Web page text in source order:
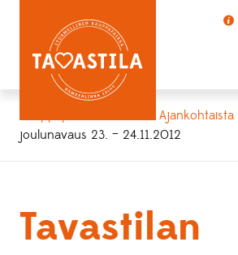
>Ajankohtaista
joulunavaus 23. – 24.11.2012
Tavastilan